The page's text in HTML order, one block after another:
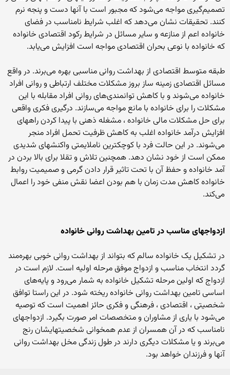
تصمیم‌گیری مواجه می‌شود که مجبور است با آنها دست و پنجه نرم
کنند. تحقیقات نشان می‌دهد که اغلب شرایط نامناسب در فضای
خانواده اعم از منازعه و سایر مسائل در شرایط رکود اقتصادی خانواده
که خانواده با نوعی بحران اقتصادی مواجه است افزایش می‌یابد.
طبقه متوسط اقتصادی از بهداشت روانی مناسبی بهره می‌برند. در واقع
مسائل اقتصادی زمینه ساز بروز مشکلات مختلف ارتباطی و روانی افراد
خانواده می‌شوند و با کاهش توانمندی‌های روانی افراد مقابله با این
مشکلات را برای خانواده با مانع مواجه می‌سازند. درگیری فکری واقعی
برای حل مشکلات مالی خانواده ، مشغله ذهنی با پیدا کردن راههای
افزایش درآمد خانواده اغلب به کاهش ظرفیت تحمل افراد منجر
می‌شوند. در این حالت فرد با کوچکترین ناملایمتی واکنشهای شدیدی
ممکن است از خود نشان دهد. همچنین تلاش و تقلا برای بالا بردن در
آمد خانواده و حفظ آن با تحت تاثیر قرار دادن گرمی و صمیمیت روابط
خانواده کاهش مدت زمان با هم بودن اعضا نقش منفی خود را اعمال
می‌کند.
ازدواجهای مناسب در تامین بهداشت روانی خانواده
در تشکیل یک خانواده سالم که بتواند از بهداشت روانی خوبی بهره‌مند
گردد انتخاب مناسب و ازدواج موفق مرحله اولیه است. لازم است در
ازدواج که اولین مرحله تشکیل خانواده به شمار می‌رود و پایه‌های
اساسی تامین بهداشت روانی خانواده ریخته شود. در این راستا توافق
شخصیتی ، اقتصادی ، فرهنگی و فکری حائز اهمیت است که توصیه
می‌شود با یاری از مشاوران و متخصصات امر صورت بگیرد. ازدواجهای
نامناسب که در آن همسران از عدم همخوانی شخصیتهایشان رنج
می‌برند و یا مشکلات دیگری دارند در طول زندگی مخل بهداشت روانی
آنها و فرزندان خواهد بود.